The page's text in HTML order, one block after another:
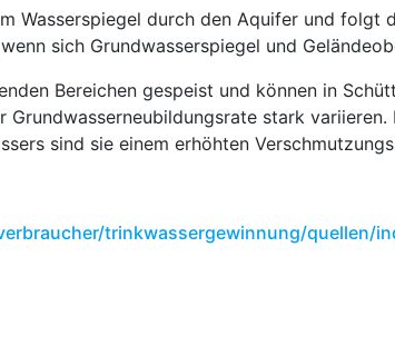
Wasserspiegel durch den Aquifer und folgt
sich Grundwasserspiegel und
Bereichen gespeist und können in
stark
sind sie einem erhöhten
trinkwassergewinnung/quellen/